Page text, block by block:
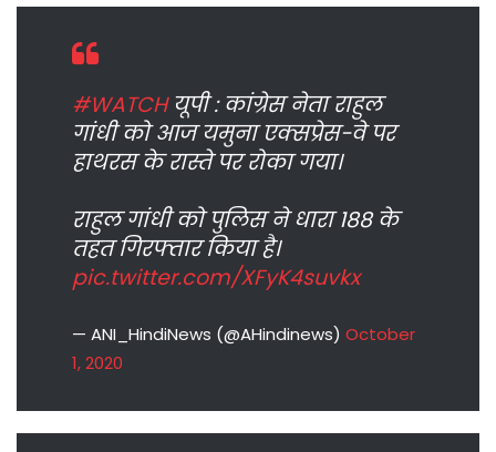
#WATCHयूपी : कांग्रेस नेता राहुल
गांधी को आज यमुना एक्सप्रेस-वे पर
हाथरस के रास्ते पर रोका गया।
राहुल गांधी को पुलिस ने धारा 188 के
तहत गिरफ्तार किया है।
pic.twitter.com/XFyK4suvkx
— ANI_HindiNews (@AHindinews) October
1, 2020